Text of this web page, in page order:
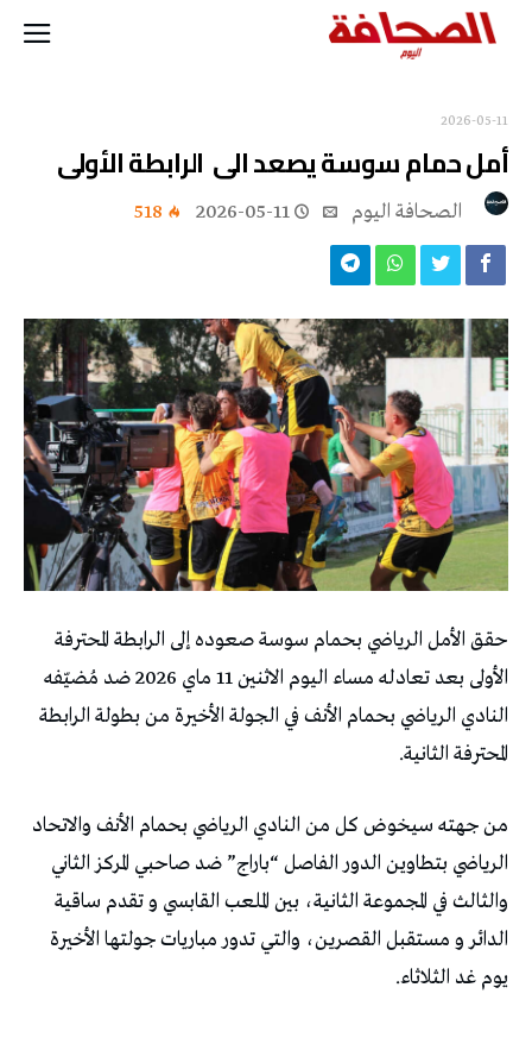
2026-05-11
أمل حمام سوسة يصعد الى الرابطة الأولى
2026-05-11
518
حقق الأمل الرياضي بحمام سوسة صعوده إلى الرابطة المحترفة
الأولى بعد تعادله مساء اليوم الاثنين 11 ماي 2026 ضد مُضيّفه
النادي الرياضي بحمام الأنف في الجولة الأخيرة من بطولة الرابطة
المحترفة الثانية.
من جهته سيخوض كل من النادي الرياضي بحمام الأنف والاتحاد
الرياضي بتطاوين الدور الفاصل “باراج” ضد صاحبي المركز الثاني
والثالث في المجموعة الثانية، بين الملعب القابسي و تقدم ساقية
الدائر و مستقبل القصرين، والتي تدور مباريات جولتها الأخيرة
يوم غد الثلاثاء.